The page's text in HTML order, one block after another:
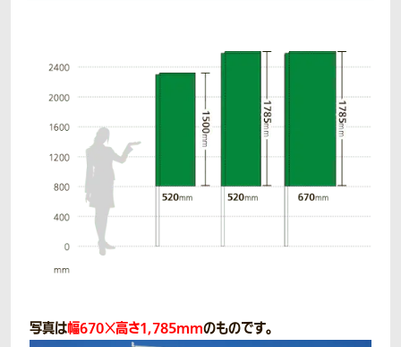
写真は幅670×高さ1,785mmのものです。